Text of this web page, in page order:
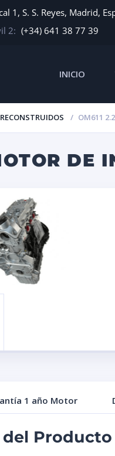
1, S. S. Reyes, Madrid,
2: (+34) 641 38 77 39
INICIO
OM611
DE
1 año Motor
Producto